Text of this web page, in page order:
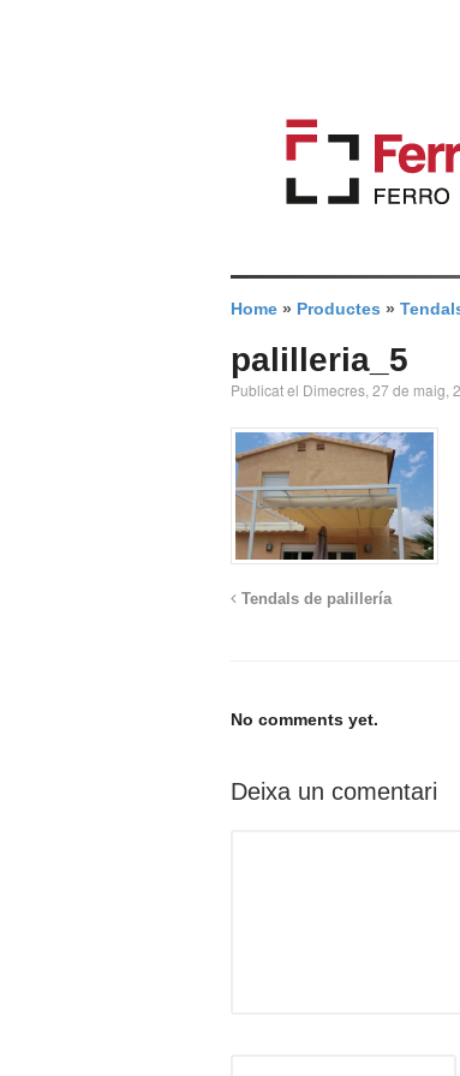
Home » Productes »
palilleria_5
Publicat el Dimecres, 27 de maig,
Tendals de palillería
No comments yet.
Deixa un comentari